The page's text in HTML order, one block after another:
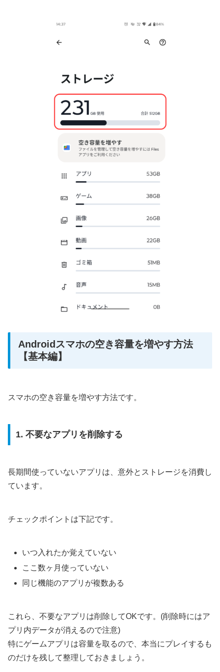
Androidスマホの空き容量を増やす方法
【基本編】
スマホの空き容量を増やす方法です。
1. 不要なアプリを削除する
長期間使っていないアプリは、意外とストレージを消費し
ています。
チェックポイントは下記です。
いつ入れたか覚えていない
ここ数ヶ月使っていない
同じ機能のアプリが複数ある
これら、不要なアプリは削除してOKです。(削除時にはア
プリ内データが消えるので注意)
特にゲームアプリは容量を取るので、本当にプレイするも
のだけを残して整理しておきましょう。